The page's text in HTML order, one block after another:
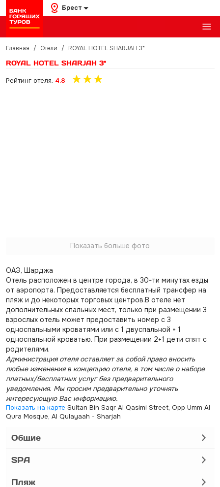
Брест
Главная / Отели / ROYAL HOTEL SHARJAH 3*
ROYAL HOTEL SHARJAH 3*
Рейтинг отеля: 4.8
Показать больше фото
ОАЭ, Шарджа
Отель расположен в центре города, в 30-ти минутах езды
от аэропорта. Предоставляется бесплатный трансфер на
пляж и до некоторых торговых центров.В отеле нет
дополнительных спальных мест, только при размещении 3
взрослых отель может предоставить номер с 3
односпальными кроватями или с 1 двуспальной + 1
односпальной кроватью. При размещении 2+1 дети спят с
родителями.
Администрация отеля оставляет за собой право вносить
любые изменения в концепцию отеля, в том числе о наборе
платных/бесплатных услуг без предварительного
уведомления. Мы просим предварительно уточнять
интересующую Вас информацию.
Показать на карте Sultan Bin Saqr Al Qasimi Street, Opp Umm Al
Qura Mosque, Al Qulayaah - Sharjah
Общие
SPA
Пляж